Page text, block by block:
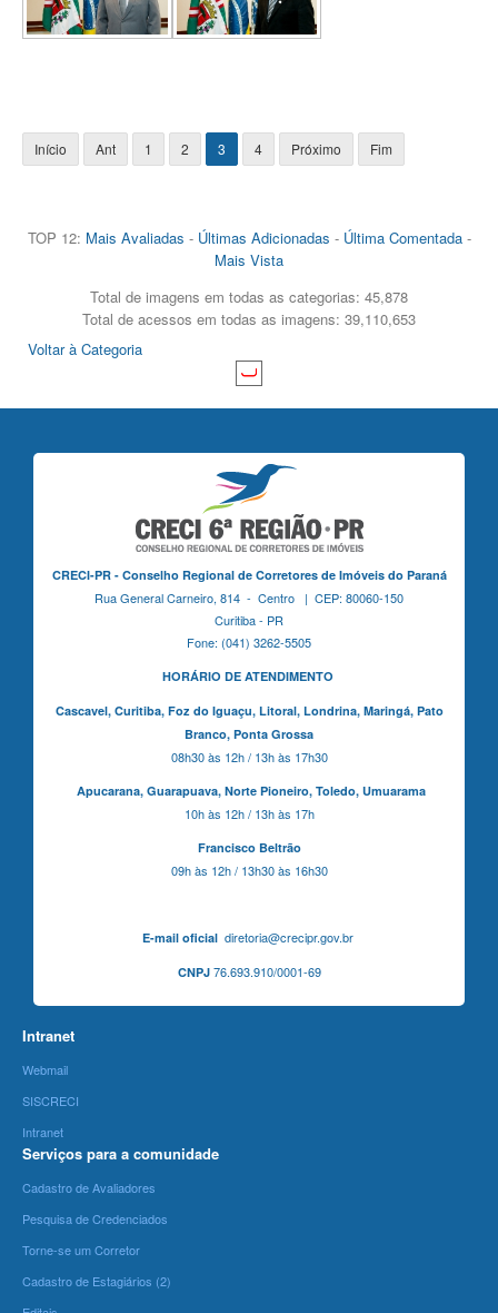
Início Ant 1 2 3 4 Próximo Fim
TOP 12: Mais Avaliadas - Últimas Adicionadas - Última Comentada-
Mais Vista
Total de imagens em todas as categorias: 45,878
Total de acessos em todas as imagens: 39,110,653
Voltar à Categoria
CRECI-PR - Conselho Regional de Corretores de Imóveis do Paraná
Rua General Carneiro, 814 - Centro | CEP: 80060-150
Curitiba - PR
Fone: (041) 3262-5505
HORÁRIO DE ATENDIMENTO
Cascavel, Curitiba,Foz do Iguaçu, Litoral, Londrina, Maringá, Pato
Branco, Ponta Grossa
08h30 às 12h / 13h às 17h30
Apucarana, Guarapuava, Norte Pioneiro, Toledo, Umuarama
10h às 12h / 13h às 17h
Francisco Beltrão
09h às 12h / 13h30 às 16h30
E-mail oficialdiretoria@crecipr.gov.br
CNPJ76.693.910/0001-69
Intranet
Webmail
SISCRECI
Intranet
Serviços para a comunidade
Cadastro de Avaliadores
Pesquisa de Credenciados
Torne-se um Corretor
Cadastro de Estagiários (2)